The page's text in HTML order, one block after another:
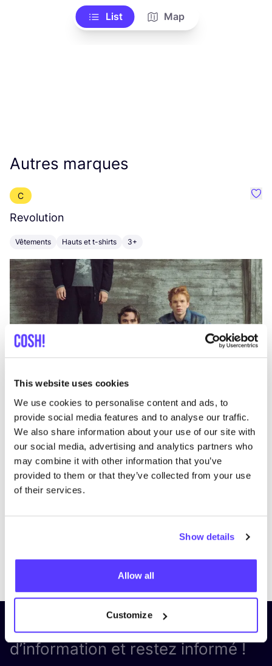
This website uses cookies
We use cookies to personalise content and ads, to
provide social media features and to analyse our traffic.
We also share information about your use of our site with
our social media, advertising and analytics partners who
may combine it with other information that you’ve
provided to them or that they’ve collected from your use
of their services.
Show details
Allow all
Customize
List Map
Autres marques
C
Revolution
Vêtements Hauts et t-shirts 3+
PreviousNext
Inscrivez-vous à notre lettre
d’information et restez informé !